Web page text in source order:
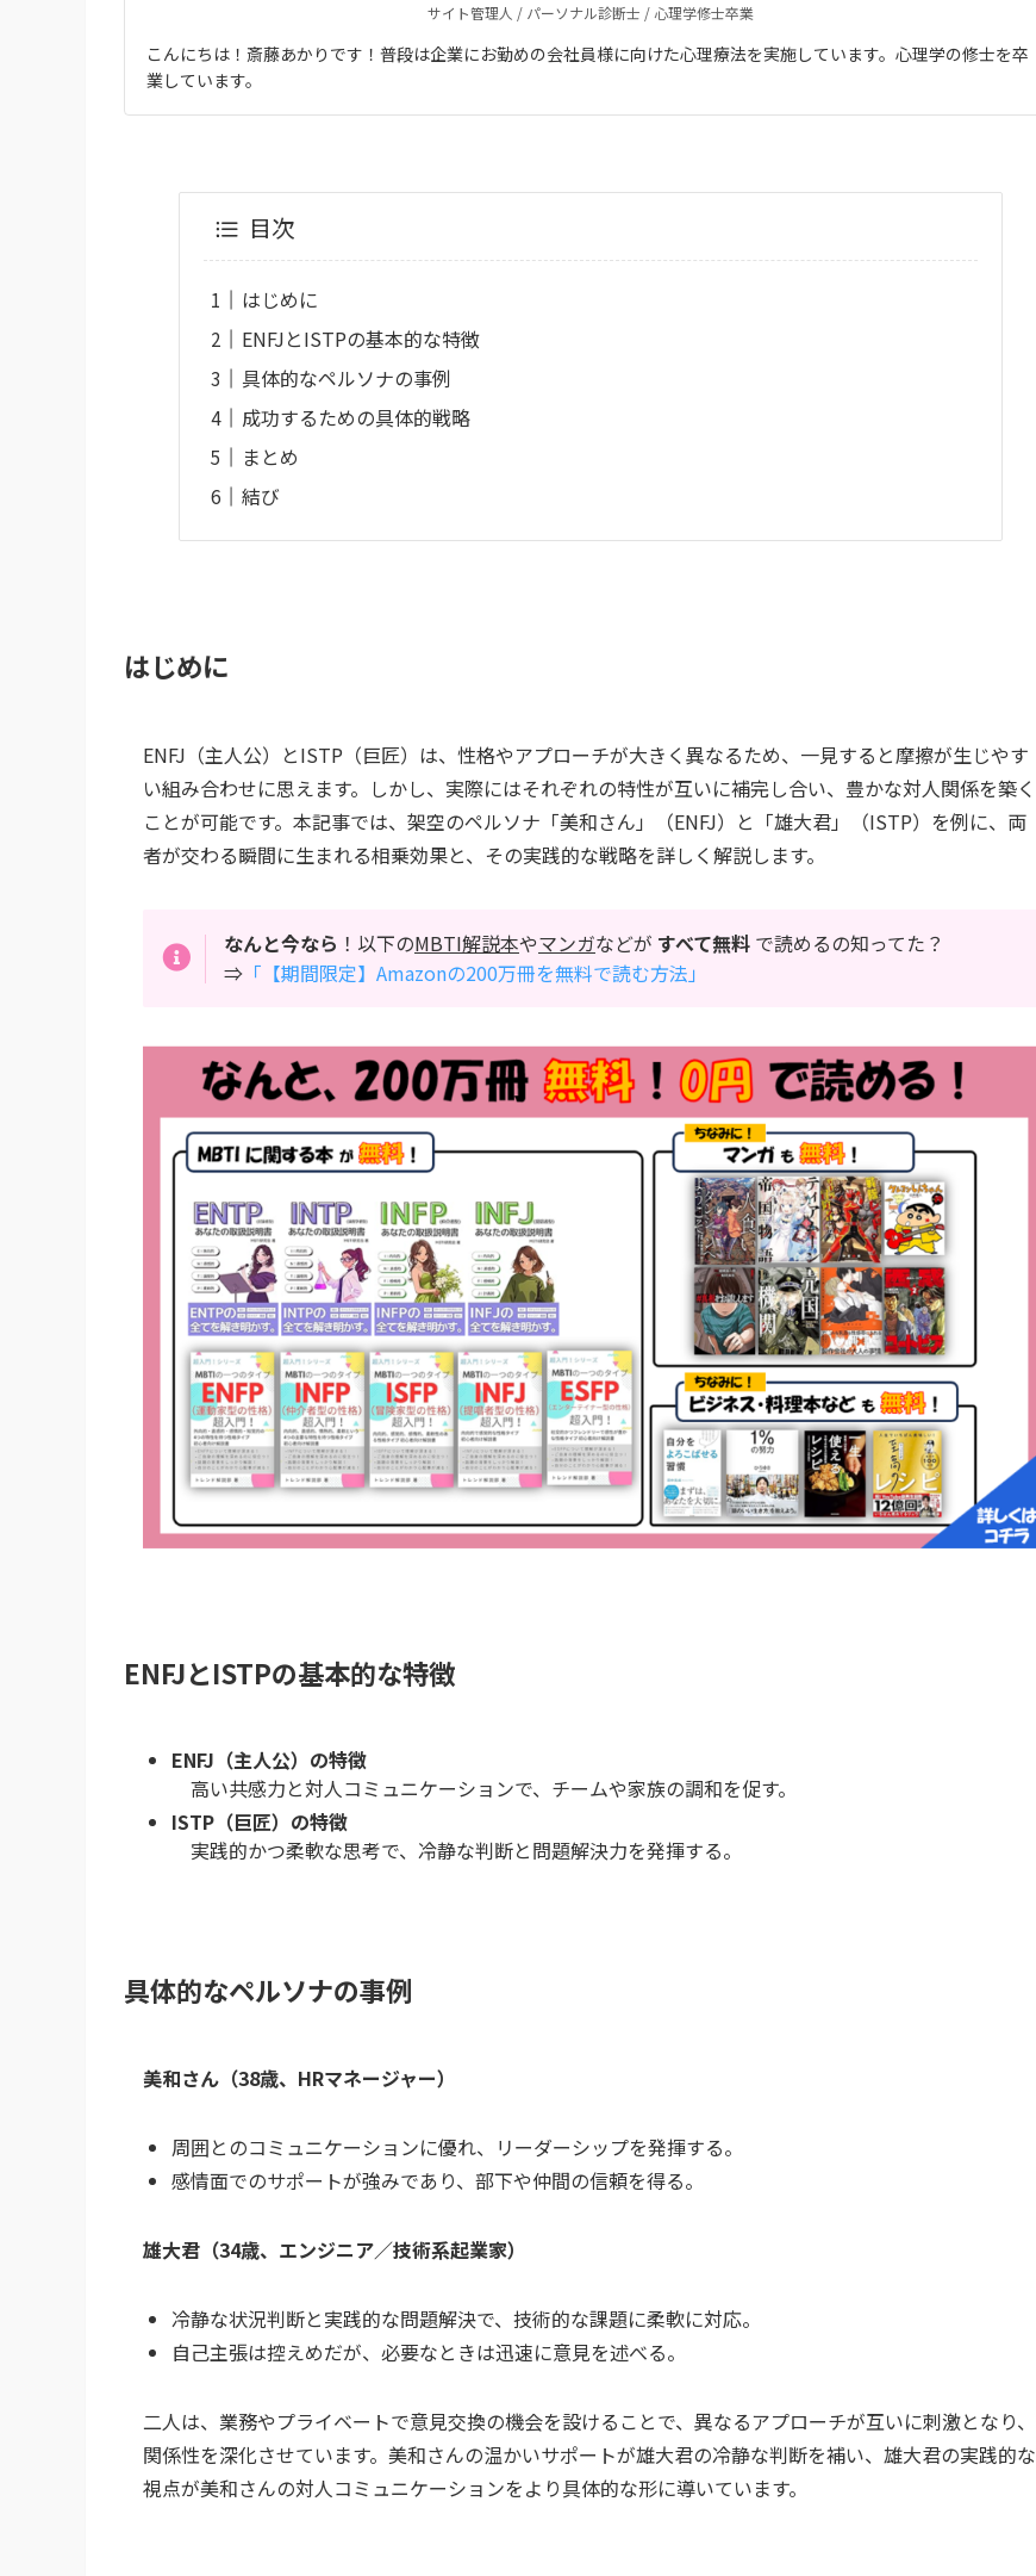
サイト管理人 / パーソナル診断士 / 心理学修士卒業
こんにちは！斎藤あかりです！普段は企業にお勤めの会社員様に向けた心理療法を実施しています。心理学の修士を卒
業しています。
目次
はじめに
ENFJとISTPの基本的な特徴
具体的なペルソナの事例
成功するための具体的戦略
まとめ
結び
はじめに
ENFJ（主人公）とISTP（巨匠）は、性格やアプローチが大きく異なるため、一見すると摩擦が生じやす
い組み合わせに思えます。しかし、実際にはそれぞれの特性が互いに補完し合い、豊かな対人関係を築く
ことが可能です。本記事では、架空のペルソナ「美和さん」（ENFJ）と「雄大君」（ISTP）を例に、両
者が交わる瞬間に生まれる相乗効果と、その実践的な戦略を詳しく解説します。
なんと今なら ！以下のMBTI解説本やマンガなどが すべて無料 で読めるの知ってた？
⇒ 「【期間限定】Amazonの200万冊を無料で読む方法」
ENFJとISTPの基本的な特徴
ENFJ（主人公）の特徴
高い共感力と対人コミュニケーションで、チームや家族の調和を促す。
ISTP（巨匠）の特徴
実践的かつ柔軟な思考で、冷静な判断と問題解決力を発揮する。
具体的なペルソナの事例
美和さん（38歳、HRマネージャー）
周囲とのコミュニケーションに優れ、リーダーシップを発揮する。
感情面でのサポートが強みであり、部下や仲間の信頼を得る。
雄大君（34歳、エンジニア／技術系起業家）
冷静な状況判断と実践的な問題解決で、技術的な課題に柔軟に対応。
自己主張は控えめだが、必要なときは迅速に意見を述べる。
二人は、業務やプライベートで意見交換の機会を設けることで、異なるアプローチが互いに刺激となり、
関係性を深化させています。美和さんの温かいサポートが雄大君の冷静な判断を補い、雄大君の実践的な
視点が美和さんの対人コミュニケーションをより具体的な形に導いています。